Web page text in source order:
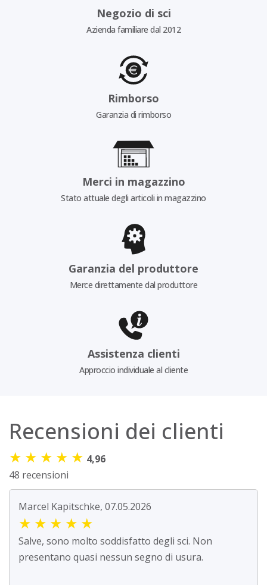
Negozio di sci
Azienda familiare dal 2012
Rimborso
Garanzia di rimborso
Merci in magazzino
Stato attuale degli articoli in magazzino
Garanzia del produttore
Merce direttamente dal produttore
Assistenza clienti
Approccio individuale al cliente
Recensioni dei clienti
★ ★ ★ ★ ★ 4,96
48 recensioni
Marcel Kapitschke, 07.05.2026
★ ★ ★ ★ ★
Salve, sono molto soddisfatto degli sci. Non
presentano quasi nessun segno di usura.